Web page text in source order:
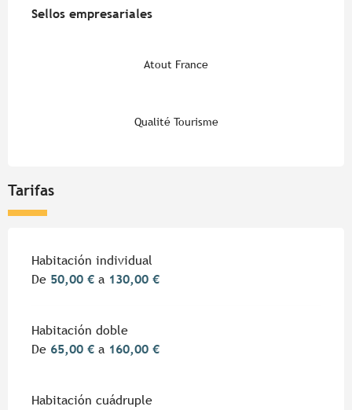
Sellos empresariales
Sellos empresariales
Atout France
Qualité Tourisme
Tarifas
Habitación individual
De 50,00 € a 130,00 €
Habitación doble
De 65,00 € a 160,00 €
Habitación cuádruple